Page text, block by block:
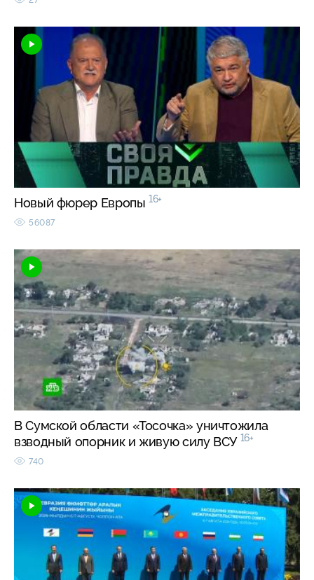
Новый фюрер Европы 16+
56087
В Сумской области «Тосочка» уничтожила
взводный опорник и живую силу ВСУ 16+
740